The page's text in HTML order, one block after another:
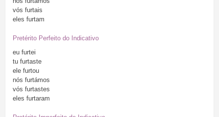
vós furtais
eles furtam
Pretérito Perfeito do Indicativo
eu furtei
tu furtaste
ele furtou
nós furtámos
vós furtastes
eles furtaram